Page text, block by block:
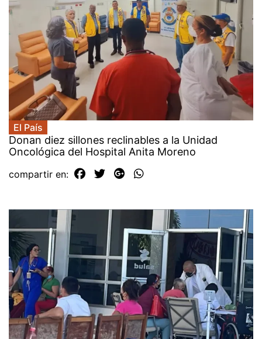
El País
Donan diez sillones reclinables a la Unidad
Oncológica del Hospital Anita Moreno
compartir en: